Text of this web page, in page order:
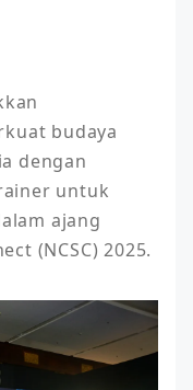
budaya
dengan
untuk
ajang
(NCSC) 2025.